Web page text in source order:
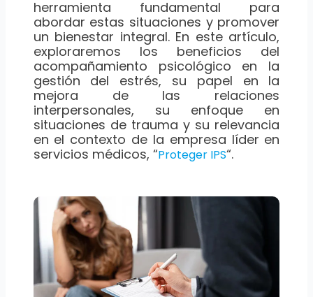
herramienta fundamental para
abordar estas situaciones y promover
un bienestar integral. En este artículo,
exploraremos los beneficios del
acompañamiento psicológico en la
gestión del estrés, su papel en la
mejora de las relaciones
interpersonales, su enfoque en
situaciones de trauma y su relevancia
en el contexto de la empresa líder en
servicios médicos, “Proteger IPS“.